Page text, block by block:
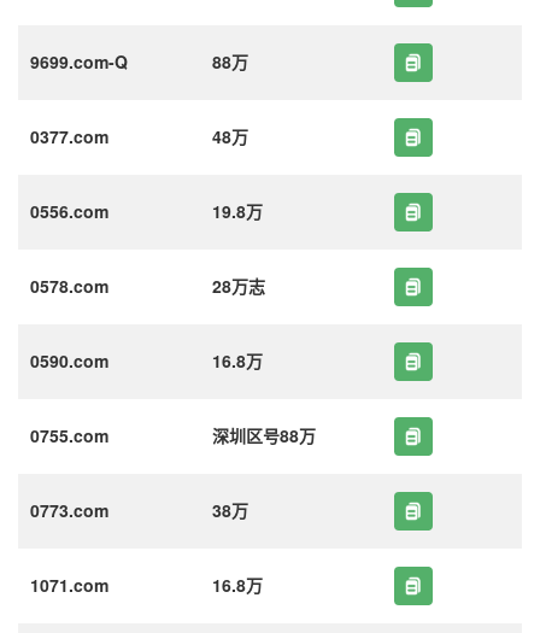
9699.com-Q 88万
0377.com 48万
0556.com 19.8万
0578.com 28万志
0590.com 16.8万
0755.com 深圳区号88万
0773.com 38万
1071.com 16.8万